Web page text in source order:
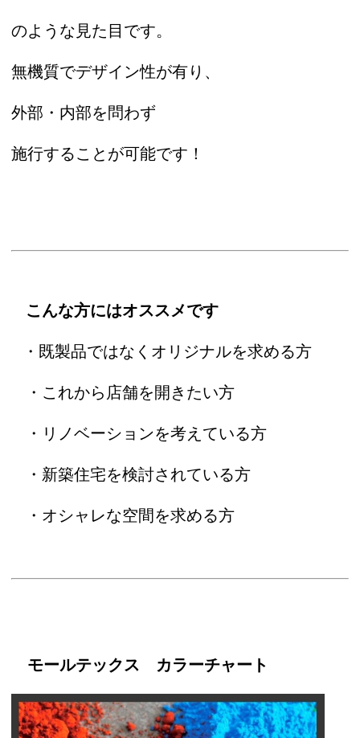
のような見た目です。
無機質でデザイン性が有り、
外部・内部を問わず
施行することが可能です！
こんな方にはオススメです
・既製品ではなくオリジナルを求める方
・これから店舗を開きたい方
・リノベーションを考えている方
・新築住宅を検討されている方
・オシャレな空間を求める方
モールテックス カラーチャート